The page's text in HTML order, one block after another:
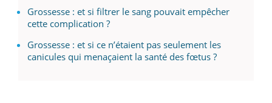
Grossesse : et si filtrer le sang pouvait empêcher
cette complication ?
Grossesse : et si ce n’étaient pas seulement les
canicules qui menaçaient la santé des fœtus ?